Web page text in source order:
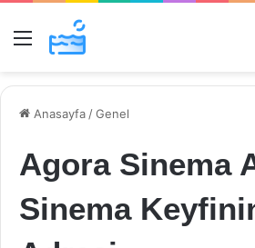
Menü
Anasayfa /Genel
Agora Sinema
Sinema